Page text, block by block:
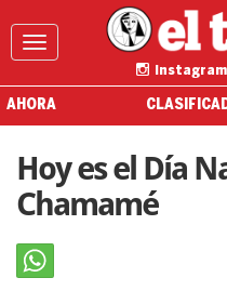
Instagram
AHORA
Hoy es el Día
Chamamé